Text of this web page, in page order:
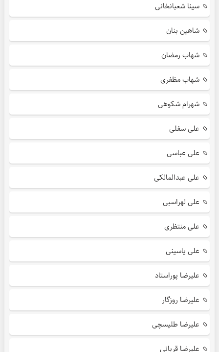
سینا شعبانخانی
شاهین بنان
شهاب رمضان
شهاب مظفری
شهرام شکوهی
علی سفلی
علی عباسی
علی عبدالمالکی
علی لهراسبی
علی منتظری
علی یاسینی
علیرضا پوراستاد
علیرضا روزگار
علیرضا طلیسچی
علیرضا قربانی